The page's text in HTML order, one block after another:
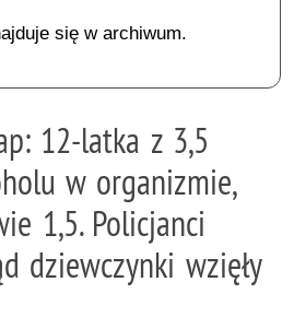
się w archiwum.
12-latka z 3,5
w organizmie,
1,5. Policjanci
dziewczynki wzięły